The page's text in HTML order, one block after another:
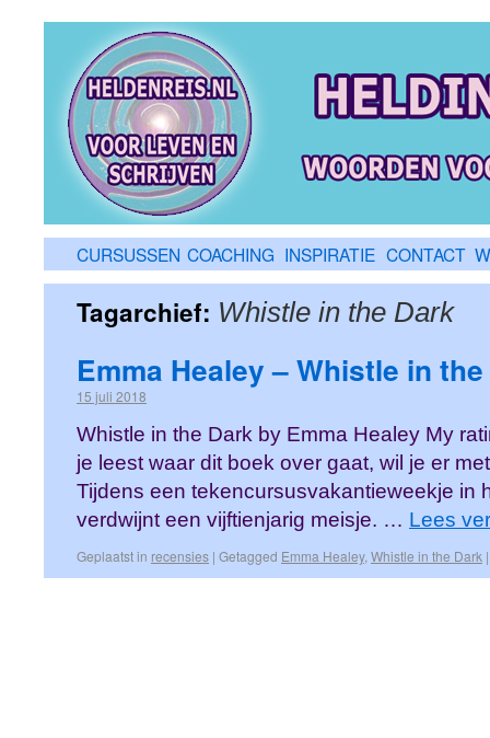
CURSUSSEN COACHING INSPIRATIE CONTACT
Tagarchief: Whistle in the Dark
Emma Healey – Whistle in
15 juli 2018
Whistle in the Dark by Emma Healey My
je leest waar dit boek over gaat, wil je er
Tijdens een tekencursusvakantieweekje in
verdwijnt een vijftienjarig meisje. … Lees
Geplaatst in recensies | Getagged Emma Healey, Whistle in the Dark |